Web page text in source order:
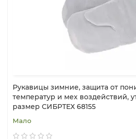
Рукавицы зимние, защита от
температур и мех воздействий,
размер СИБРТЕХ 68155
Мало